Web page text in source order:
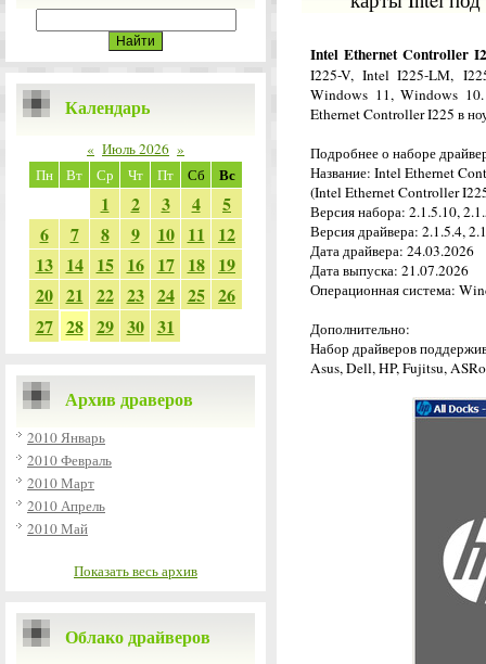
Календарь
« Июль 2026 »
Пн
Вт Ср Чт Пт Сб Вс
1 2 3 4
5
6
7 8 9 10 11
12
13 14 15 16 17 18 19
20 21 22 23 24 25 26
27 28 29 30 31
Архив драверов
2010 Январь
2010 Февраль
2010 Март
2010 Апрель
2010 Май
Показать весь архив
Облако драйверов
Intel Ethernet Controller
I225-V, Intel I225-LM,
Windows 11, Windows
Ethernet Controller I225 в
Подробнее о наборе
Название: Intel Ethernet
(Intel Ethernet Controller
Версия набора: 2.1.5.10,
Версия драйвера: 2.1.5.4,
Дата драйвера: 24.03.2026
Дата выпуска: 21.07.2026
Операционная система:
Дополнительно:
Набор драйверов
Asus, Dell, HP, Fujitsu,